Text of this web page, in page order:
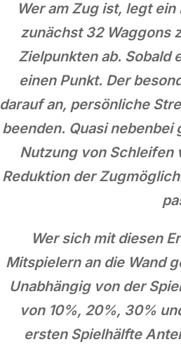
Wer am Zug ist, legt
zunächst 32 Waggons
Zielpunkten ab. Sobald
einen Punkt. Der
darauf an, persönliche
beenden. Quasi
Nutzung von Schleifen
Reduktion der
Wer sich mit diesen
Mitspielern an die Wand
Unabhängig von der
von 10%, 20%, 30%
ersten Spielhälfte